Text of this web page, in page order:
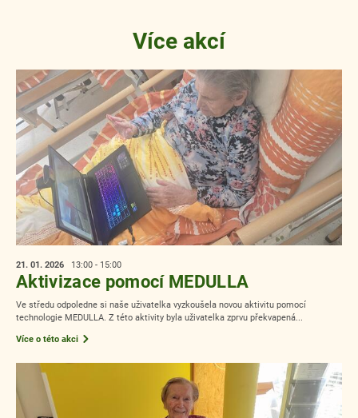
Více akcí
21. 01. 2026 13:00 - 15:00
Aktivizace pomocí MEDULLA
Ve středu odpoledne si naše uživatelka vyzkoušela novou aktivitu pomocí
technologie MEDULLA. Z této aktivity byla uživatelka zprvu překvapená...
Více o této akci